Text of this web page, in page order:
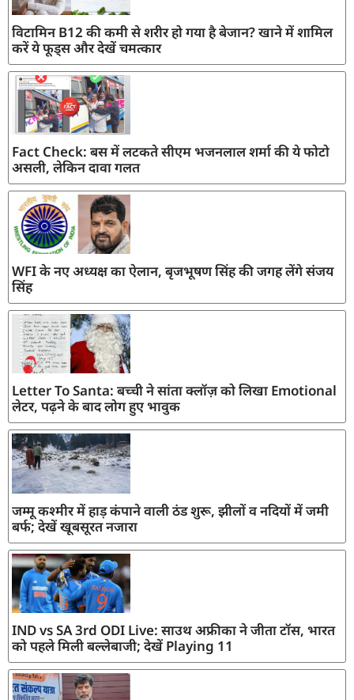
विटामिन B12 की कमी से शरीर हो गया है बेजान? खाने में शामिल
करें ये फूड्स और देखें चमत्कार
Fact Check: बस में लटकते सीएम भजनलाल शर्मा की ये फोटो
असली, लेकिन दावा गलत
WFI के नए अध्यक्ष का ऐलान, बृजभूषण सिंह की जगह लेंगे संजय
सिंह
Letter To Santa: बच्ची ने सांता क्लॉज़ को लिखा Emotional
लेटर, पढ़ने के बाद लोग हुए भावुक
जम्मू कश्मीर में हाड़ कंपाने वाली ठंड शुरू, झीलों व नदियों में जमी
बर्फ; देखें खूबसूरत नजारा
IND vs SA 3rd ODI Live: साउथ अफ्रीका ने जीता टॉस, भारत
को पहले मिली बल्लेबाजी; देखें Playing 11